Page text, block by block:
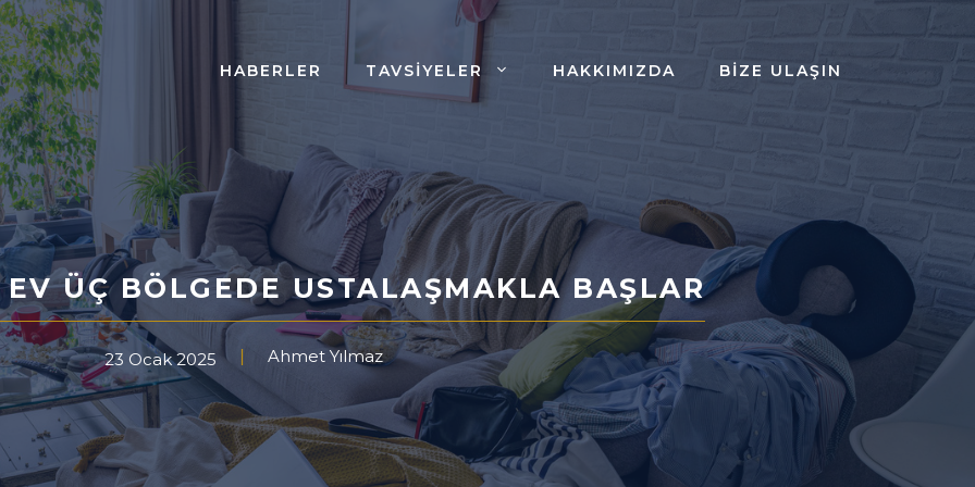
HABERLER TAVSIYELER HAKKIMIZDA BIZE ULAŞIN
ÜÇ BÖLGEDE USTALAŞMAKLA BAŞLAR
23 Ocak 2025 Ahmet Yılmaz